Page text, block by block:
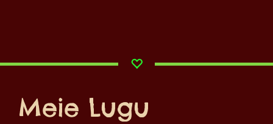
Meie Lugu